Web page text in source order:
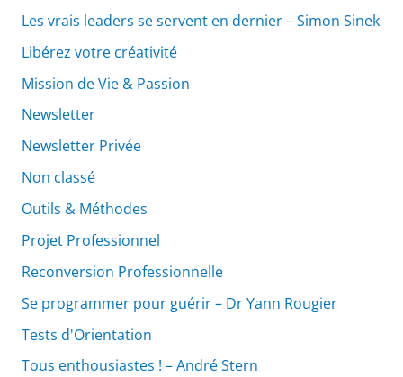
Les vrais leaders se servent en dernier – Simon Sinek
Libérez votre créativité
Mission de Vie & Passion
Newsletter
Newsletter Privée
Non classé
Outils & Méthodes
Projet Professionnel
Reconversion Professionnelle
Se programmer pour guérir – Dr Yann Rougier
Tests d'Orientation
Tous enthousiastes ! – André Stern